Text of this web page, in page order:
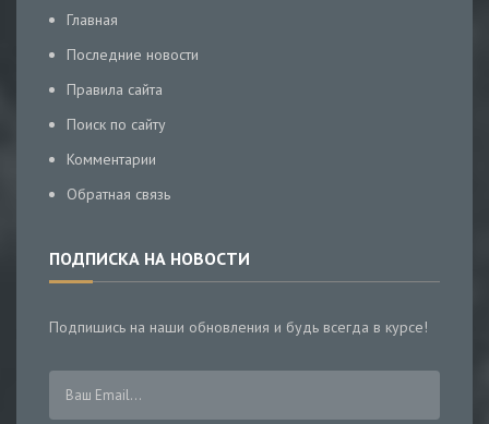
Главная
Последние новости
Правила сайта
Поиск по сайту
Комментарии
Обратная связь
ПОДПИСКА НА НОВОСТИ
Подпишись на наши обновления и будь всегда в курсе!